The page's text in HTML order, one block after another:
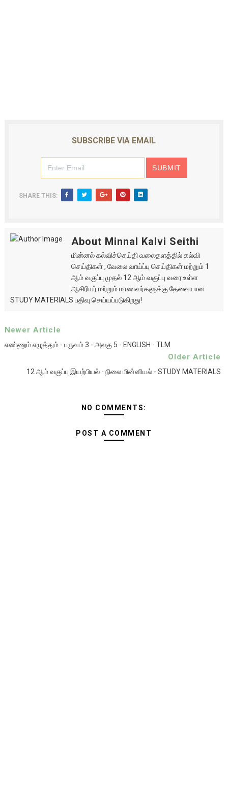
SUBSCRIBE VIA EMAIL
SHARE THIS:
About Minnal Kalvi Seithi
மின்னல் கல்விச்செய்தி வலைதளத்தில் கல்வி
செய்திகள் , வேலை வாய்ப்பு செய்திகள் மற்றும் 1
ஆம் வகுப்பு முதல் 12 ஆம் வகுப்பு வரை உள்ள
ஆசிரியர் மற்றும் மாணவர்களுக்கு தேவையான
STUDY MATERIALS பதிவு செய்யப்படுகிறது!
Newer Article
எண்ணும் எழுத்தும் - பருவம் 3 - அலகு 5 - ENGLISH - TLM
Older Article
12 ஆம் வகுப்பு இயற்பியல் - நிலை மின்னியல் - STUDY MATERIALS
NO COMMENTS:
POST A COMMENT